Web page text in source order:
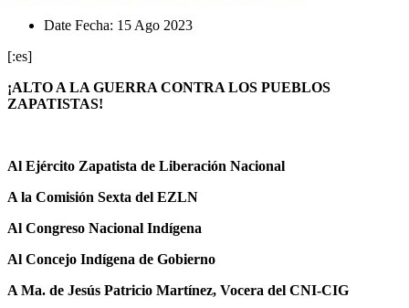
Date Fecha: 15 Ago 2023
[:es]
¡ALTO A LA GUERRA CONTRA LOS PUEBLOS
ZAPATISTAS!
Al Ejército Zapatista de Liberación Nacional
A la Comisión Sexta del EZLN
Al Congreso Nacional Indígena
Al Concejo Indígena de Gobierno
A Ma. de Jesús Patricio Martínez, Vocera del CNI-CIG